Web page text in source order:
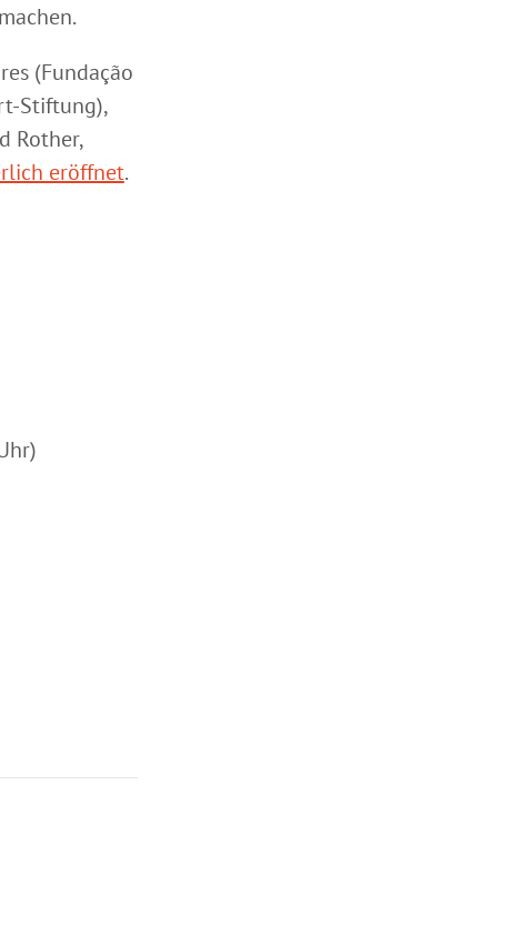
(Fundação
Stiftung),
Rother,
eröffnet.